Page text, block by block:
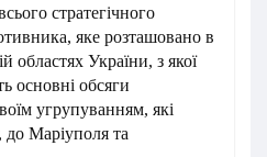
стратегічного
яке розташовано в
областях України, з якої
основні обсяги
угрупуванням, які
до Маріуполя та